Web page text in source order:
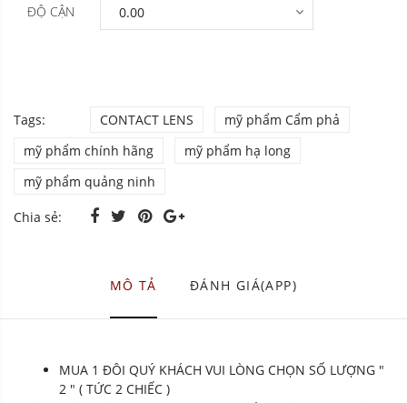
ĐỘ CẬN
Tags: CONTACT LENS
mỹ phẩm Cẩm phả
mỹ phẩm chính hãng
mỹ phẩm hạ long
mỹ phẩm quảng ninh
Chia sẻ:
MÔ TẢ ĐÁNH GIÁ(APP)
MUA 1 ĐÔI QUÝ KHÁCH VUI LÒNG CHỌN SỐ LƯỢNG "
2 " ( TỨC 2 CHIẾC )